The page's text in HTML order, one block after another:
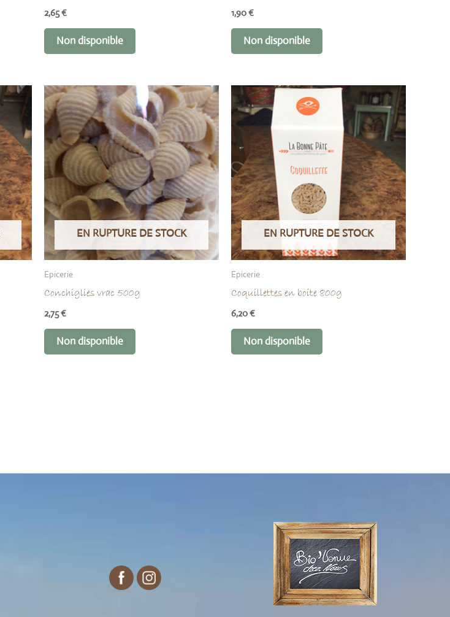
2,65€
Non disponible
1,90€
Non disponible
EN RUPTURE DE STOCK
Epicerie
Conchiglies vrac 500g
2,75€
Non disponible
EN RUPTURE DE STOCK
Epicerie
Coquillettes en boite 800g
6,20€
Non disponible